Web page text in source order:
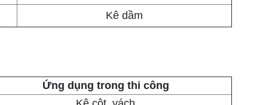
Kê dầm
Ứng dụng trong thi công